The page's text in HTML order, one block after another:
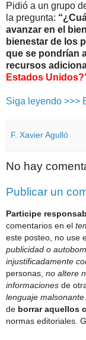
Pidió a un grupo
la pregunta:
avanzar en el
bienestar de los
que se pondrían
recursos
Estados
Siga leyendo >>>
F. Xavier Agulló
No hay
Publicar un
Participe
comentarios en el
este posteo, no use
publicidad o
injustificadamente
personas, no altere
informaciones de
lenguaje malsonante
de borrar aquellos
normas editoriales.